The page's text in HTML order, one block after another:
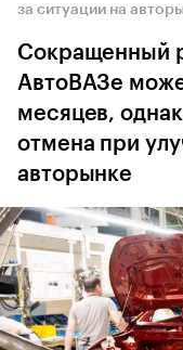
за ситуации на
Сокращенный
АвтоВАЗе
месяцев,
отмена при
авторынке